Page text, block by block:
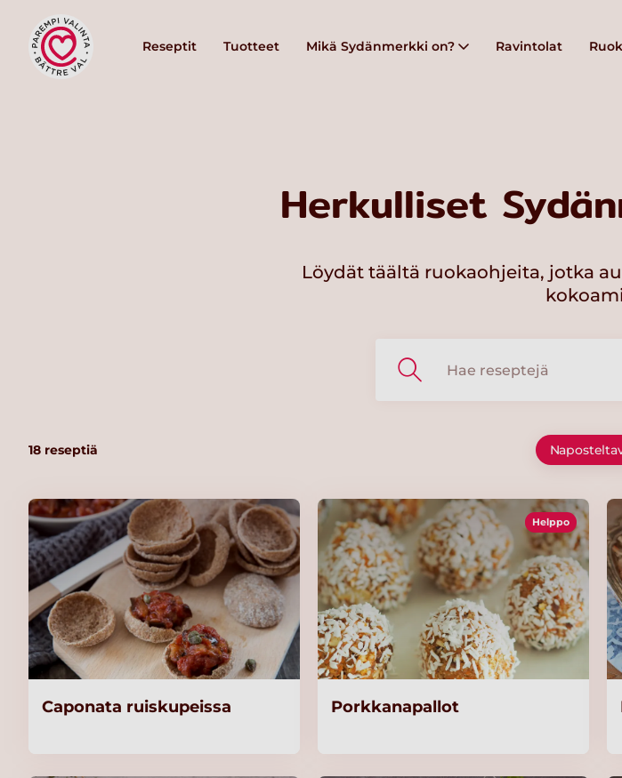
Reseptit Tuotteet Mikä Sydänmerkki on? Ravintolat
Herkulliset
Löydät täältä ruokaohjeita, jotka
18 reseptiä
Caponata ruiskupeissa
Helppo
Porkkanapallot